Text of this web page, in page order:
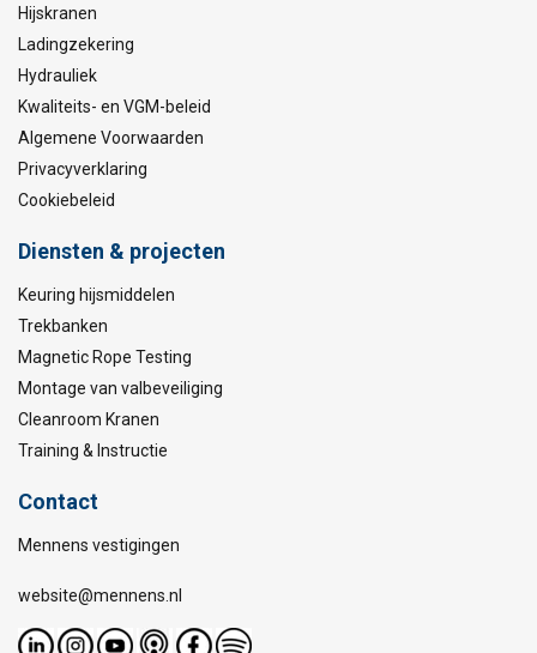
Hijskranen
Ladingzekering
Hydrauliek
Kwaliteits- en VGM-beleid
Algemene Voorwaarden
Privacyverklaring
Cookiebeleid
Diensten & projecten
Keuring hijsmiddelen
Trekbanken
Magnetic Rope Testing
Montage van valbeveiliging
Cleanroom Kranen
Training & Instructie
Contact
Mennens vestigingen
website@mennens.nl